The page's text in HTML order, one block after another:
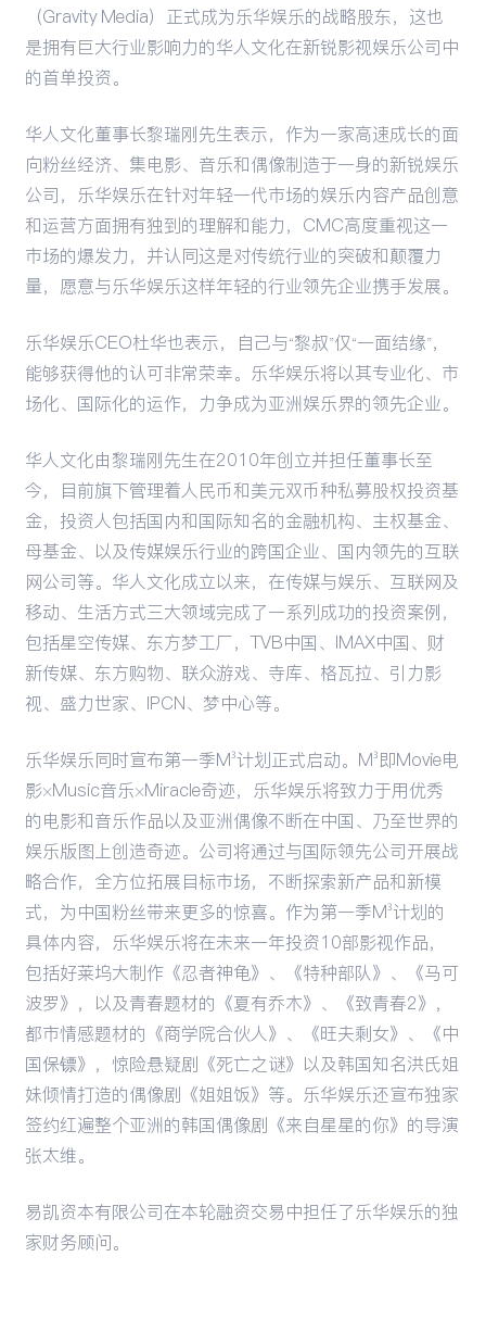
（Gravity Media）正式成为乐华娱乐的战略股东，这也
是拥有巨大行业影响力的华人文化在新锐影视娱乐公司中
的首单投资。
华人文化董事长黎瑞刚先生表示，作为一家高速成长的面
向粉丝经济、集电影、音乐和偶像制造于一身的新锐娱乐
公司，乐华娱乐在针对年轻一代市场的娱乐内容产品创意
和运营方面拥有独到的理解和能力，CMC高度重视这一
市场的爆发力，并认同这是对传统行业的突破和颠覆力
量，愿意与乐华娱乐这样年轻的行业领先企业携手发展。
乐华娱乐CEO杜华也表示，自己与“黎叔”仅“一面结缘”，
能够获得他的认可非常荣幸。乐华娱乐将以其专业化、市
场化、国际化的运作，力争成为亚洲娱乐界的领先企业。
华人文化由黎瑞刚先生在2010年创立并担任董事长至
今，目前旗下管理着人民币和美元双币种私募股权投资基
金，投资人包括国内和国际知名的金融机构、主权基金、
母基金、以及传媒娱乐行业的跨国企业、国内领先的互联
网公司等。华人文化成立以来，在传媒与娱乐、互联网及
移动、生活方式三大领域完成了一系列成功的投资案例，
包括星空传媒、东方梦工厂，TVB中国、IMAX中国、财
新传媒、东方购物、联众游戏、寺库、格瓦拉、引力影
视、盛力世家、IPCN、梦中心等。
乐华娱乐同时宣布第一季M³计划正式启动。M³即Movie电
影×Music音乐×Miracle奇迹，乐华娱乐将致力于用优秀
的电影和音乐作品以及亚洲偶像不断在中国、乃至世界的
娱乐版图上创造奇迹。公司将通过与国际领先公司开展战
略合作，全方位拓展目标市场，不断探索新产品和新模
式，为中国粉丝带来更多的惊喜。作为第一季M³计划的
具体内容，乐华娱乐将在未来一年投资10部影视作品，
包括好莱坞大制作《忍者神龟》、《特种部队》、《马可
波罗》，以及青春题材的《夏有乔木》、《致青春2》，
都市情感题材的《商学院合伙人》、《旺夫剩女》、《中
国保镖》，惊险悬疑剧《死亡之谜》以及韩国知名洪氏姐
妹倾情打造的偶像剧《姐姐饭》等。乐华娱乐还宣布独家
签约红遍整个亚洲的韩国偶像剧《来自星星的你》的导演
张太维。
易凯资本有限公司在本轮融资交易中担任了乐华娱乐的独
家财务顾问。